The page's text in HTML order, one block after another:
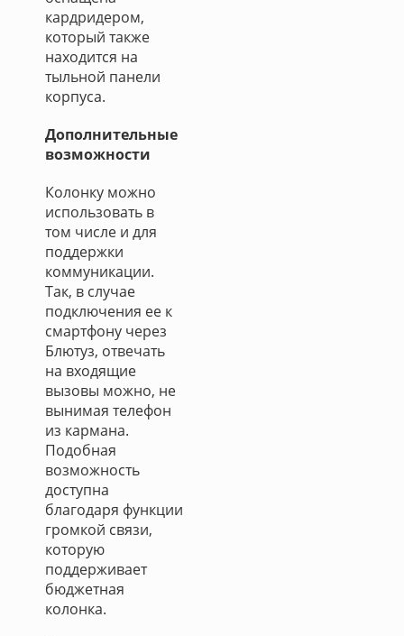
кардридером,
который также
находится на
тыльной панели
корпуса.
Дополнительные
возможности
Колонку можно
использовать в
том числе и для
поддержки
коммуникации.
Так, в случае
подключения ее к
смартфону через
Блютуз, отвечать
на входящие
вызовы можно, не
вынимая телефон
из кармана.
Подобная
возможность
доступна
благодаря функции
громкой связи,
которую
поддерживает
бюджетная
колонка.